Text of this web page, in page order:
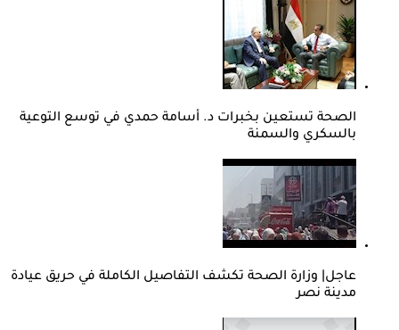
الصحة تستعين بخبرات د. أسامة حمدي في توسع التوعية
بالسكري والسمنة
عاجل| وزارة الصحة تكشف التفاصيل الكاملة في حريق عيادة
مدينة نصر